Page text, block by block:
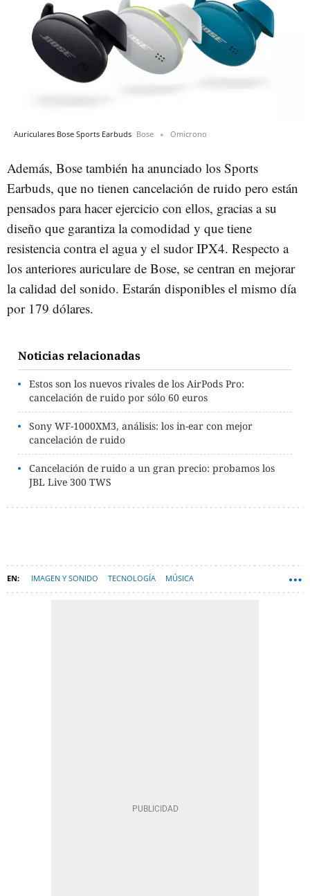
Auriculares Bose Sports Earbuds Bose Omicrono
Además, Bose también ha anunciado los Sports
Earbuds, que no tienen cancelación de ruido pero están
pensados para hacer ejercicio con ellos, gracias a su
diseño que garantiza la comodidad y que tiene
resistencia contra el agua y el sudor IPX4. Respecto a
los anteriores auriculare de Bose, se centran en mejorar
la calidad del sonido. Estarán disponibles el mismo día
por 179 dólares.
Noticias relacionadas
Estos son los nuevos rivales de los AirPods Pro:
cancelación de ruido por sólo 60 euros
Sony WF-1000XM3, análisis: los in-ear con mejor
cancelación de ruido
Cancelación de ruido a un gran precio: probamos los
JBL Live 300 TWS
IMAGEN Y SONIDO TECNOLOGÍA MÚSICA